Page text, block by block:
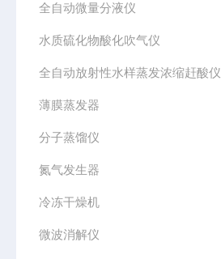
全自动微量分液仪
水质硫化物酸化吹气仪
全自动放射性水样蒸发浓缩赶酸仪
薄膜蒸发器
分子蒸馏仪
氮气发生器
冷冻干燥机
微波消解仪